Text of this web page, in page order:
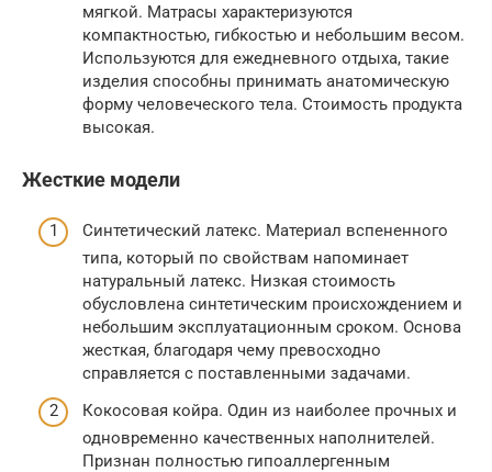
мягкой. Матрасы характеризуются
компактностью, гибкостью и небольшим весом.
Используются для ежедневного отдыха, такие
изделия способны принимать анатомическую
форму человеческого тела. Стоимость продукта
высокая.
Жесткие модели
Синтетический латекс. Материал вспененного
типа, который по свойствам напоминает
натуральный латекс. Низкая стоимость
обусловлена синтетическим происхождением и
небольшим эксплуатационным сроком. Основа
жесткая, благодаря чему превосходно
справляется с поставленными задачами.
Кокосовая койра. Один из наиболее прочных и
одновременно качественных наполнителей.
Признан полностью гипоаллергенным